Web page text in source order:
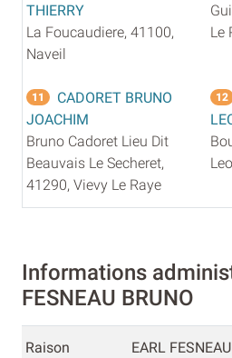
THIERRY
La Foucaudiere, 41100,
Naveil
Le
11
CADORET BRUNO
JOACHIM
Bruno Cadoret Lieu Dit
Beauvais Le Secheret,
41290, Vievy Le Raye
12
Informations
FESNEAU BRUNO
Raison
EARL